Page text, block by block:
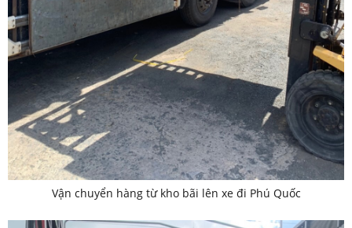
Vận chuyển hàng từ kho bãi lên xe đi Phú Quốc